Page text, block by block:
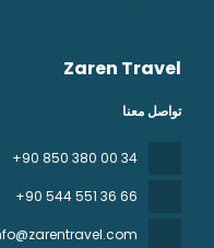
Zaren Travel
تواصل معنا
+90 850 380 00 34
+90 544 551 36 66